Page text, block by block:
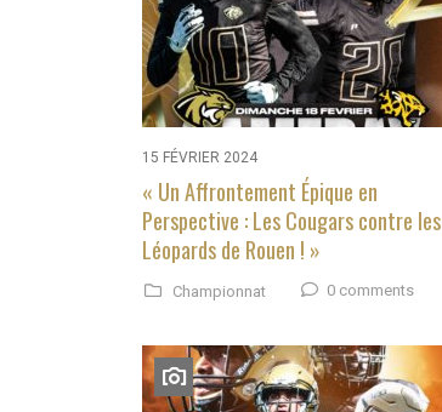
15 FÉVRIER 2024
« Un Affrontement Épique en
Perspective : Les Cougars contre les
Léopards de Rouen ! »
Championnat 0 comments